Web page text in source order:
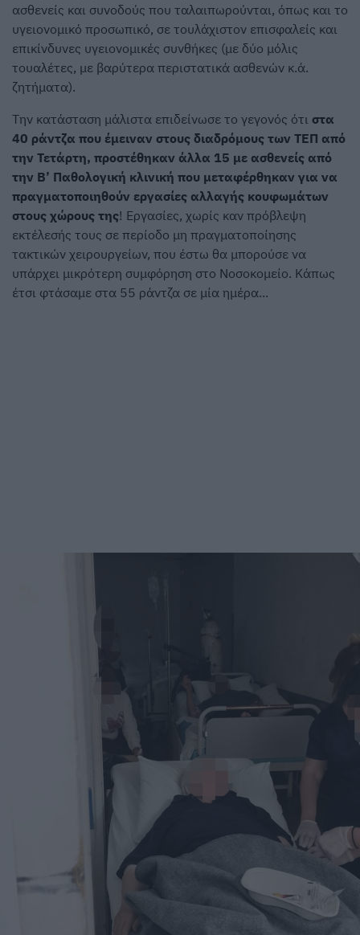
ασθενείς και συνοδούς που ταλαιπωρούνται, όπως και το
υγειονομικό προσωπικό, σε τουλάχιστον επισφαλείς και
επικίνδυνες υγειονομικές συνθήκες (με δύο μόλις
τουαλέτες, με βαρύτερα περιστατικά ασθενών κ.ά.
ζητήματα).
Την κατάσταση μάλιστα επιδείνωσε το γεγονός ότι στα
40 ράντζα που έμειναν στους διαδρόμους των ΤΕΠ από
την Τετάρτη, προστέθηκαν άλλα 15 με ασθενείς από
την Β’ Παθολογική κλινική που μεταφέρθηκαν για να
πραγματοποιηθούν εργασίες αλλαγής κουφωμάτων
στους χώρους της! Εργασίες, χωρίς καν πρόβλεψη
εκτέλεσής τους σε περίοδο μη πραγματοποίησης
τακτικών χειρουργείων, που έστω θα μπορούσε να
υπάρχει μικρότερη συμφόρηση στο Νοσοκομείο. Κάπως
έτσι φτάσαμε στα 55 ράντζα σε μία ημέρα...